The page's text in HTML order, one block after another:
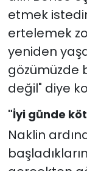
etmek
ertelemek
yeniden
gözümüzde
değil" diye
"İyi günde
Naklin